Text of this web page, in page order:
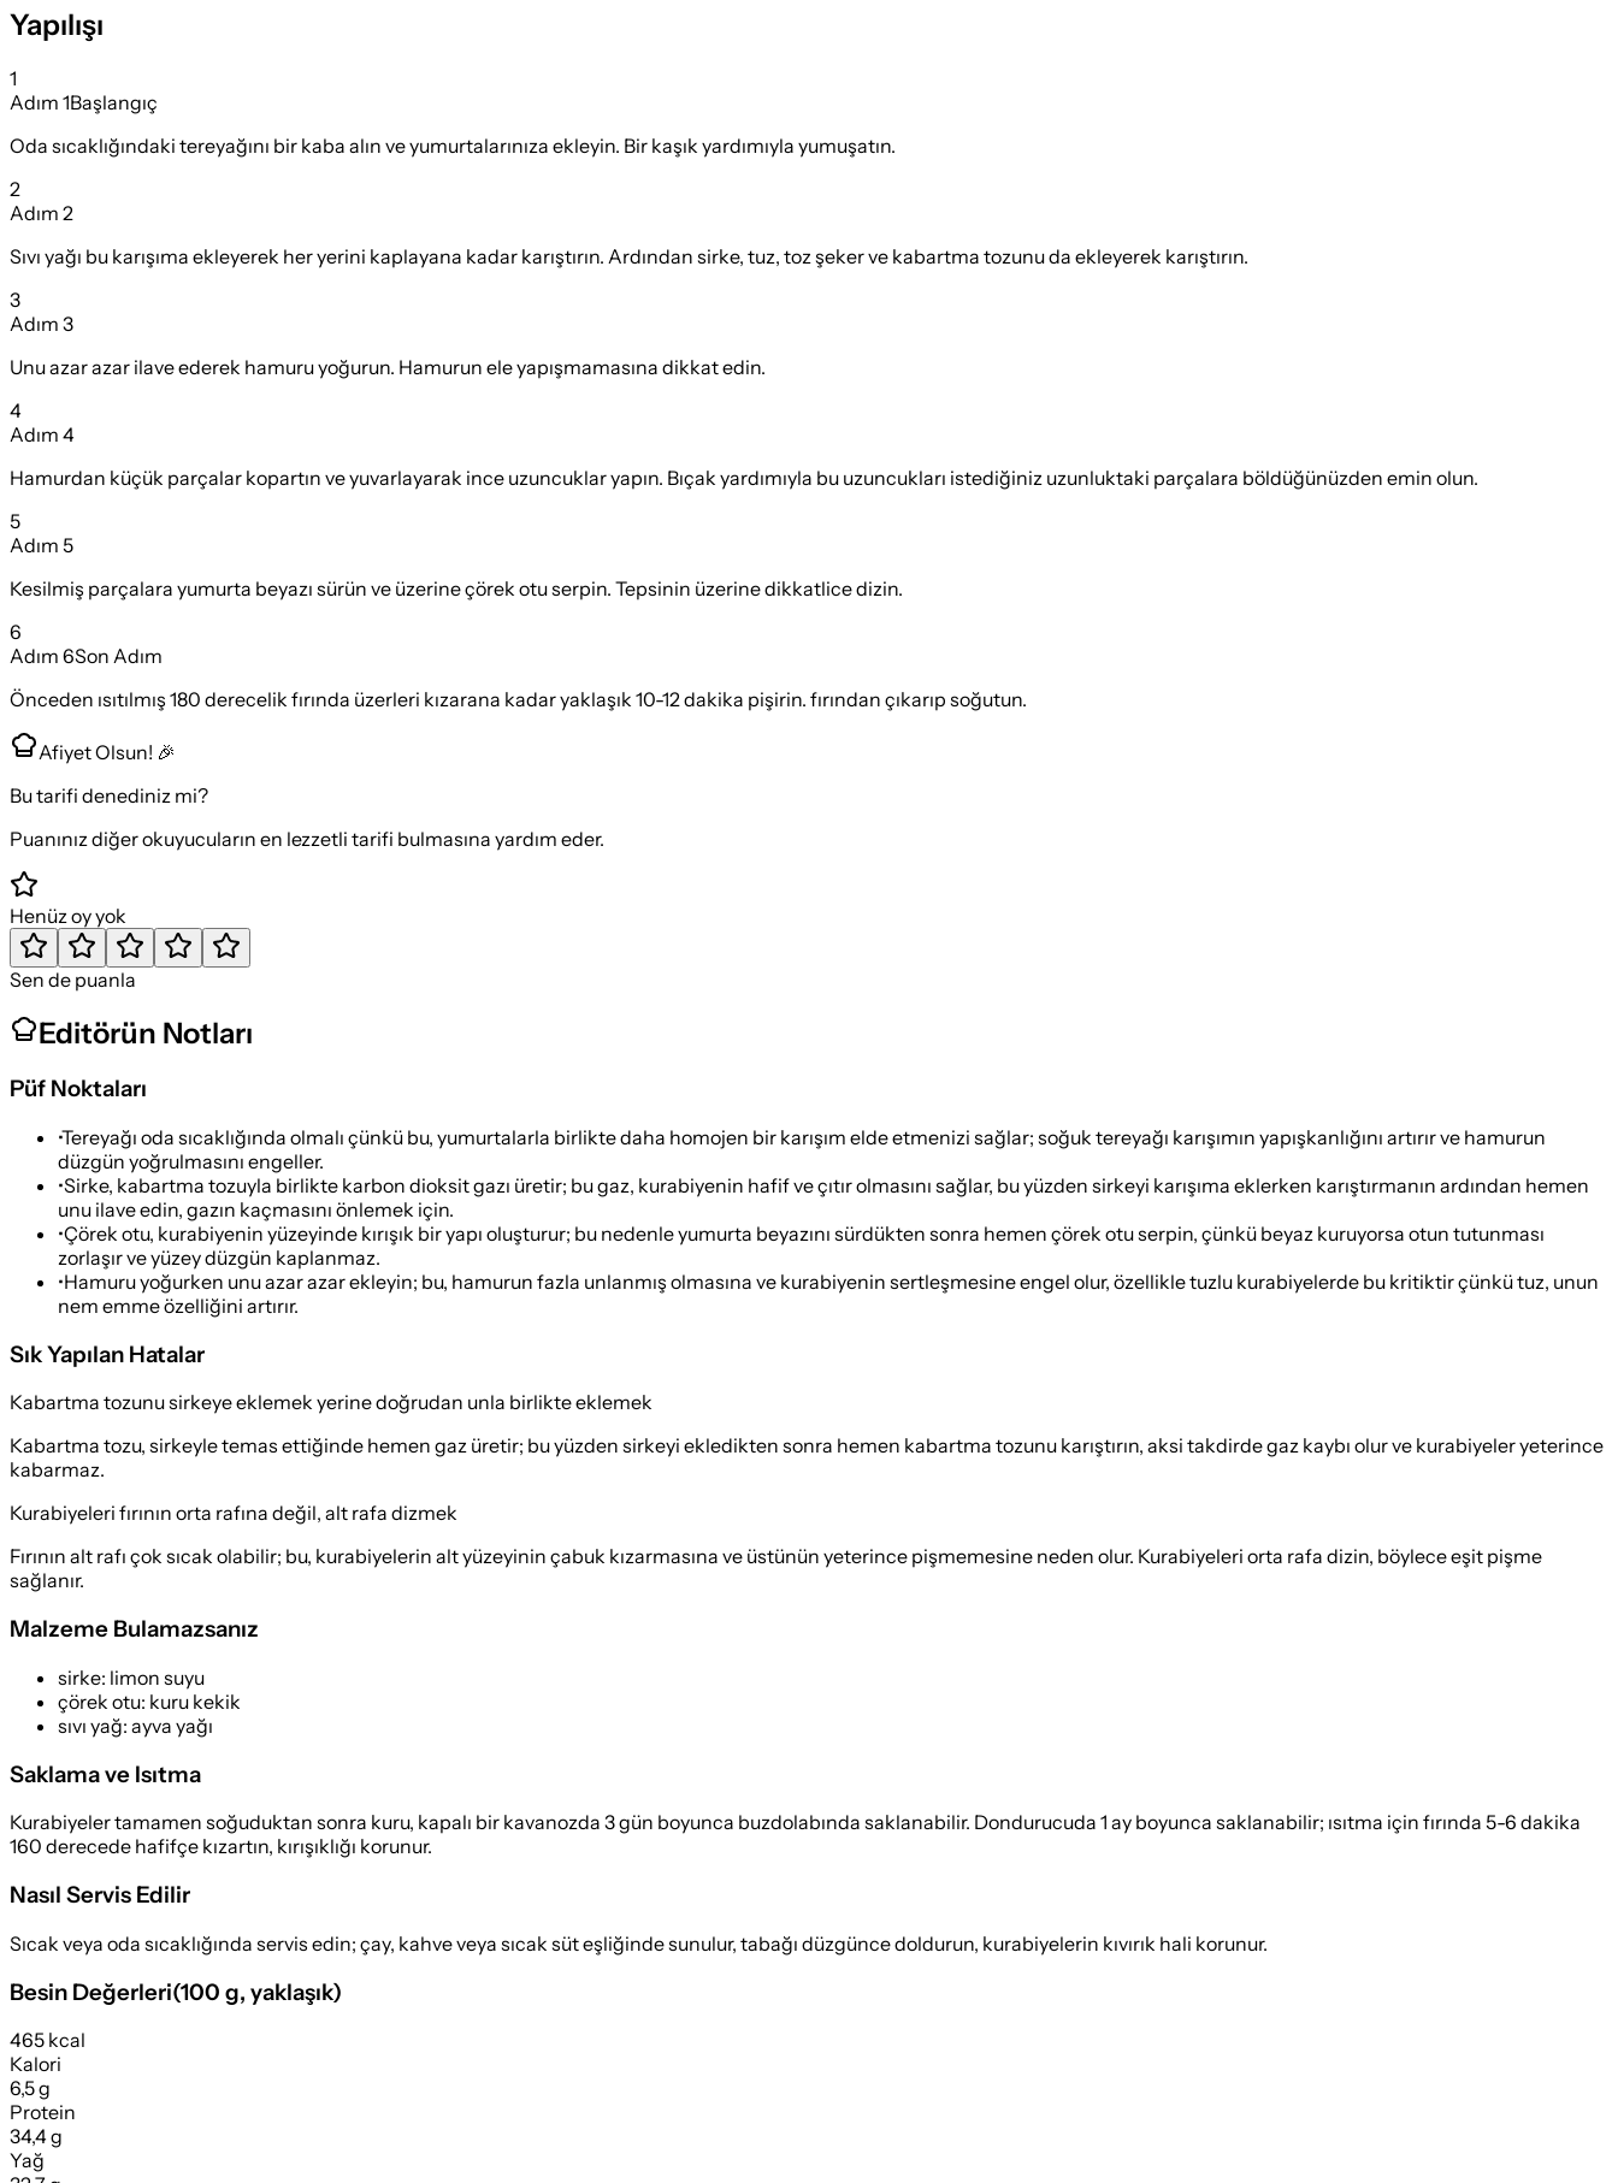
Yapılışı
1
Adım 1Başlangıç
Oda sıcaklığındaki tereyağını bir kaba alın ve yumurtalarınıza ekleyin. Bir kaşık yardımıyla yumuşatın.
2
Adım 2
Sıvı yağı bu karışıma ekleyerek her yerini kaplayana kadar karıştırın. Ardından sirke, tuz, toz şeker ve kabartma tozunu da ekleyerek karıştırın.
3
Adım 3
Unu azar azar ilave ederek hamuru yoğurun. Hamurun ele yapışmamasına dikkat edin.
4
Adım 4
Hamurdan küçük parçalar kopartın ve yuvarlayarak ince uzuncuklar yapın. Bıçak yardımıyla bu uzuncukları istediğiniz uzunluktaki parçalara böldüğünüzden emin olun.
5
Adım 5
Kesilmiş parçalara yumurta beyazı sürün ve üzerine çörek otu serpin. Tepsinin üzerine dikkatlice dizin.
6
Adım 6Son Adım
Önceden ısıtılmış 180 derecelik fırında üzerleri kızarana kadar yaklaşık 10-12 dakika pişirin. fırından çıkarıp soğutun.
Afiyet Olsun! 🎉
Bu tarifi denediniz mi?
Puanınız diğer okuyucuların en lezzetli tarifi bulmasına yardım eder.
Henüz oy yok
Sen de puanla
Editörün Notları
Püf Noktaları
•Tereyağı oda sıcaklığında olmalı çünkü bu, yumurtalarla birlikte daha homojen bir karışım elde etmenizi sağlar; soğuk tereyağı karışımın yapışkanlığını artırır ve hamurun
düzgün yoğrulmasını engeller.
•Sirke, kabartma tozuyla birlikte karbon dioksit gazı üretir; bu gaz, kurabiyenin hafif ve çıtır olmasını sağlar, bu yüzden sirkeyi karışıma eklerken karıştırmanın ardından hemen
unu ilave edin, gazın kaçmasını önlemek için.
•Çörek otu, kurabiyenin yüzeyinde kırışık bir yapı oluşturur; bu nedenle yumurta beyazını sürdükten sonra hemen çörek otu serpin, çünkü beyaz kuruyorsa otun tutunması
zorlaşır ve yüzey düzgün kaplanmaz.
•Hamuru yoğurken unu azar azar ekleyin; bu, hamurun fazla unlanmış olmasına ve kurabiyenin sertleşmesine engel olur, özellikle tuzlu kurabiyelerde bu kritiktir çünkü tuz, unun
nem emme özelliğini artırır.
Sık Yapılan Hatalar
Kabartma tozunu sirkeye eklemek yerine doğrudan unla birlikte eklemek
Kabartma tozu, sirkeyle temas ettiğinde hemen gaz üretir; bu yüzden sirkeyi ekledikten sonra hemen kabartma tozunu karıştırın, aksi takdirde gaz kaybı olur ve kurabiyeler yeterince
kabarmaz.
Kurabiyeleri fırının orta rafına değil, alt rafa dizmek
Fırının alt rafı çok sıcak olabilir; bu, kurabiyelerin alt yüzeyinin çabuk kızarmasına ve üstünün yeterince pişmemesine neden olur. Kurabiyeleri orta rafa dizin, böylece eşit pişme
sağlanır.
Malzeme Bulamazsanız
sirke: limon suyu
çörek otu: kuru kekik
sıvı yağ: ayva yağı
Saklama ve Isıtma
Kurabiyeler tamamen soğuduktan sonra kuru, kapalı bir kavanozda 3 gün boyunca buzdolabında saklanabilir. Dondurucuda 1 ay boyunca saklanabilir; ısıtma için fırında 5-6 dakika
160 derecede hafifçe kızartın, kırışıklığı korunur.
Nasıl Servis Edilir
Sıcak veya oda sıcaklığında servis edin; çay, kahve veya sıcak süt eşliğinde sunulur, tabağı düzgünce doldurun, kurabiyelerin kıvırık hali korunur.
Besin Değerleri(100 g, yaklaşık)
465 kcal
Kalori
6,5 g
Protein
34,4 g
Yağ